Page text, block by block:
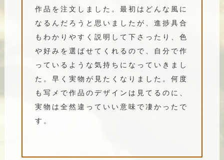
作品を注文しました。最初はどんな風に
なるんだろうと思いましたが、進捗具合
もわかりやすく説明して下さったり、色
や好みを選ばせてくれるので、自分で作
っているような気持ちになっていきまし
た。早く実物が見たくなりました。何度
も写メで作品のデザインは見てるのに、
実物は全然違っていい意味で凄かったで
す。